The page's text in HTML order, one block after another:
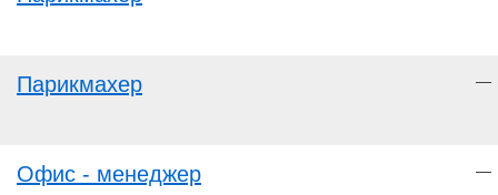
Парикмахер —
Офис - менеджер —